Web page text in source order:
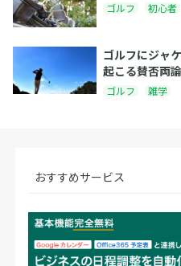
ゴルフ 初心者
ゴルフにジャ
起こる賛否両
ゴルフ 雑学
おすすめサービス